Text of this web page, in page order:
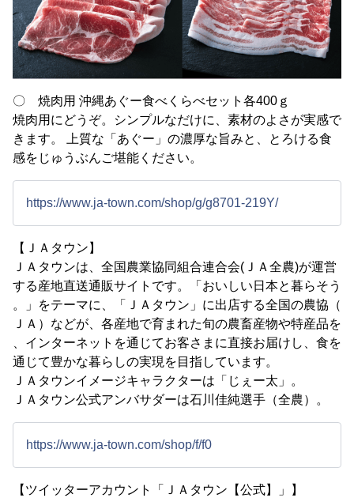
〇 焼肉用 沖縄あぐー食べくらべセット各400ｇ
焼肉用にどうぞ。シンプルなだけに、素材のよさが実感で
きます。 上質な「あぐー」の濃厚な旨みと、とろける食
感をじゅうぶんご堪能ください。
https://www.ja-town.com/shop/g/g8701-219Y/
【ＪＡタウン】
ＪＡタウンは、全国農業協同組合連合会(ＪＡ全農)が運営
する産地直送通販サイトです。「おいしい日本と暮らそう
。」をテーマに、「ＪＡタウン」に出店する全国の農協（
ＪＡ）などが、各産地で育まれた旬の農畜産物や特産品を
、インターネットを通じてお客さまに直接お届けし、食を
通じて豊かな暮らしの実現を目指しています。
ＪＡタウンイメージキャラクターは「じぇー太」。
ＪＡタウン公式アンバサダーは石川佳純選手（全農）。
https://www.ja-town.com/shop/f/f0
【ツイッターアカウント「ＪＡタウン【公式】」】